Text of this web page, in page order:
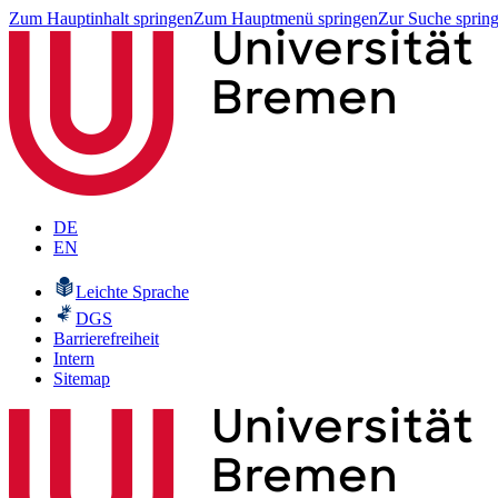
Zum Hauptinhalt springenZum Hauptmenü springenZur Suche
DE
EN
Leichte Sprache
DGS
Barrierefreiheit
Intern
Sitemap